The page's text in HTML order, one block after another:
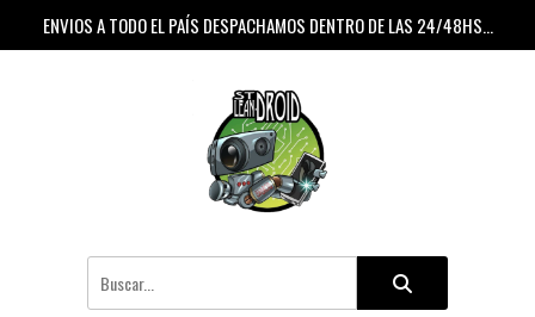
ENVIOS A TODO EL PAÍS DESPACHAMOS DENTRO DE LAS 24/48HS...